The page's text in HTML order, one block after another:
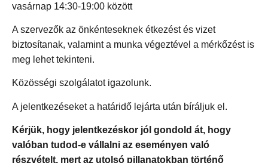
vasárnap 14:30-19:00 között
A szervezők az önkénteseknek étkezést és vizet
biztosítanak, valamint a munka végeztével a mérkőzést is
meg lehet tekinteni.
Közösségi szolgálatot igazolunk.
A jelentkezéseket a határidő lejárta után bíráljuk el.
Kérjük, hogy jelentkezéskor jól gondold át, hogy
valóban tudod-e vállalni az eseményen való
részvételt, mert az utolsó pillanatokban történő